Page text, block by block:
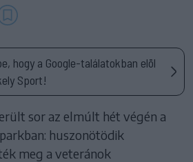
hogy a Google-találatokban elöl
Sport!
sor az elmúlt hét végén a
huszonötödik
meg a veteránok